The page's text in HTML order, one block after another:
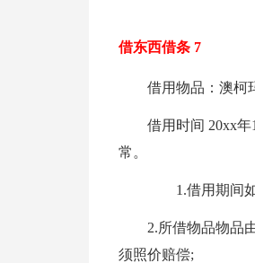
借东西借条 7
借用物品：澳柯
借用时间 20xx
常。
1.借用期间如
2.所借物品物品
须照价赔偿;